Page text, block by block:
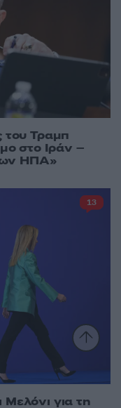
του Τραμπ
στο Ιράν –
ΗΠΑ»
για τη
13